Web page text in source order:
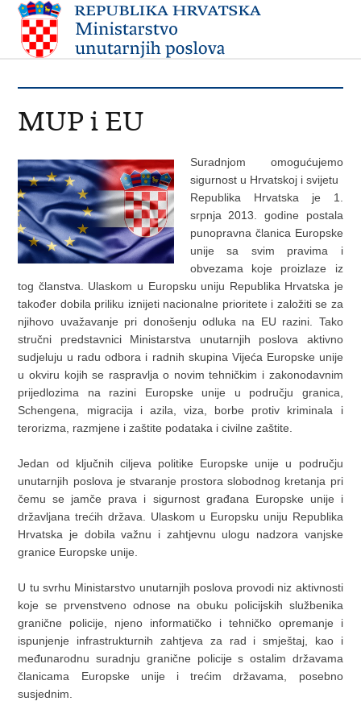
MUP i EU
Suradnjom omogućujemo
sigurnost u Hrvatskoj i svijetu
Republika Hrvatska je 1.
srpnja 2013. godine postala
punopravna članica Europske
unije sa svim pravima i
obvezama koje proizlaze iz
tog članstva. Ulaskom u Europsku uniju Republika Hrvatska je
također dobila priliku iznijeti nacionalne prioritete i založiti se za
njihovo uvažavanje pri donošenju odluka na EU razini. Tako
stručni predstavnici Ministarstva unutarnjih poslova aktivno
sudjeluju u radu odbora i radnih skupina Vijeća Europske unije
u okviru kojih se raspravlja o novim tehničkim i zakonodavnim
prijedlozima na razini Europske unije u području granica,
Schengena, migracija i azila, viza, borbe protiv kriminala i
terorizma, razmjene i zaštite podataka i civilne zaštite.
Jedan od ključnih ciljeva politike Europske unije u području
unutarnjih poslova je stvaranje prostora slobodnog kretanja pri
čemu se jamče prava i sigurnost građana Europske unije i
državljana trećih država. Ulaskom u Europsku uniju Republika
Hrvatska je dobila važnu i zahtjevnu ulogu nadzora vanjske
granice Europske unije.
U tu svrhu Ministarstvo unutarnjih poslova provodi niz aktivnosti
koje se prvenstveno odnose na obuku policijskih službenika
granične policije, njeno informatičko i tehničko opremanje i
ispunjenje infrastrukturnih zahtjeva za rad i smještaj, kao i
međunarodnu suradnju granične policije s ostalim državama
članicama Europske unije i trećim državama, posebno
susjednim.